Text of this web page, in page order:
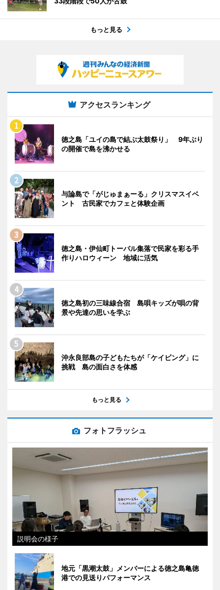
もっと見る
アクセスランキング
徳之島「ユイの島で結ぶ太鼓祭り」 9年ぶり
の開催で島を沸かせる
与論島で「がじゅまぁーる」クリスマスイベ
ント 古民家でカフェと体験企画
徳之島・伊仙町トーバル集落で民家を彩る手
作りハロウィーン 地域に活気
徳之島初の三味線合宿 島唄キッズが唄の背
景や先達の思いを学ぶ
沖永良部島の子どもたちが「ケイビング」に
挑戦 島の面白さを体感
もっと見る
フォトフラッシュ
説明会の様子
地元「黒潮太鼓」メンバーによる徳之島亀徳
港での見送りパフォーマンス